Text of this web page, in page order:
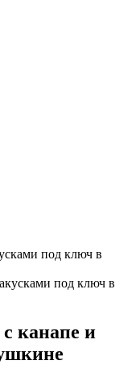
под ключ в
канапе и